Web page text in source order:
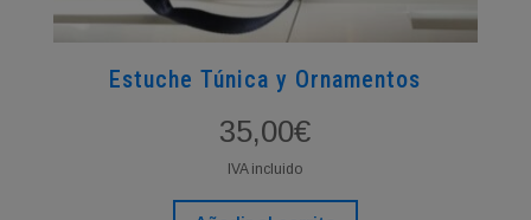
Estuche Túnica y Ornamentos
35,00€
IVA incluido